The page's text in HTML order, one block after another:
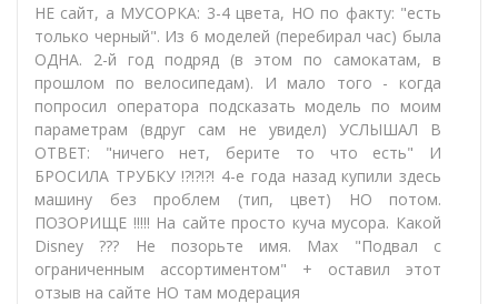
НЕ сайт, а МУСОРКА: 3-4 цвета, НО по факту: "есть
только черный". Из 6 моделей (перебирал час) была
ОДНА. 2-й год подряд (в этом по самокатам, в
прошлом по велосипедам). И мало того - когда
попросил оператора подсказать модель по моим
параметрам (вдруг сам не увидел) УСЛЫШАЛ В
ОТВЕТ: "ничего нет, берите то что есть" И
БРОСИЛА ТРУБКУ !?!?!?! 4-е года назад купили здесь
машину без проблем (тип, цвет) НО потом.
ПОЗОРИЩЕ !!!!! На сайте просто куча мусора. Какой
Disney ??? Не позорьте имя. Max "Подвал с
ограниченным ассортиментом" + оставил этот
отзыв на сайте НО там модерация